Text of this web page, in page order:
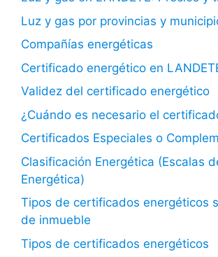
Luz y gas por provincias y
Compañías energéticas
Certificado energético en
Validez del certificado energético
¿Cuándo es necesario el
Certificados Especiales o
Clasificación Energética (Escalas
Energética)
Tipos de certificados energéticos
de inmueble
Tipos de certificados energéticos